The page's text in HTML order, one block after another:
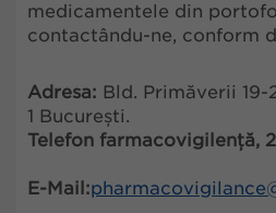
medicamentele din
contactându-ne, conform
Adresa: Bld. Primăverii 19-
1 București.
Telefon farmacovigilență,
E-Mail: